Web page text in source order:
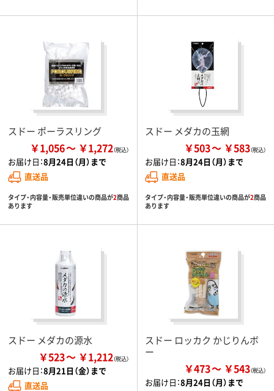
スドー ポーラスリング
￥1,056 ￥1,272
お届け日：8月24日（月）まで
直送品
タイプ・内容量・販売単位違いの商品が2商品
あります
スドー メダカの玉網
￥503 ￥583
お届け日：8月24日（月）まで
直送品
タイプ・内容量・販売単位違いの商品が2商品
あります
スドー メダカの源水
￥523 ￥1,212
お届け日：8月21日（金）まで
直送品
スドー ロッカク かじりんボ
ー
￥473 ￥543
お届け日：8月24日（月）まで